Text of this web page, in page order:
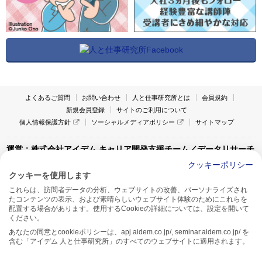
よくあるご質問 お問い合わせ 人と仕事研究所とは
会員規約
新規会員登録
サイトのご利用について
個人情報保護方針
ソーシャルメディアポリシー サイトマップ
運営：株式会社アイデム キャリア開発支援チーム／データリサーチ
〒160-0022 東京都新宿区新宿1-4-10
アイデム本社ビル TEL:03-5269-6020
〒550-0005 大阪府大阪市西区西本町1-13-43
アイデム西本町ビル7F TEL:06-7662-2800
クッキーポリシー
クッキーを使用します
これらは、訪問者データの分析、ウェブサイトの改善、パーソナライズされ
たコンテンツの表示、および素晴らしいウェブサイト体験のためにこれらを
配置する場合があります。使用するCookieの詳細については、設定を開いて
ください。
あなたの同意とcookieポリシーは、apj.aidem.co.jp/, seminar.aidem.co.jp/ を
含む「アイデム 人と仕事研究所」のすべてのウェブサイトに適用されます。